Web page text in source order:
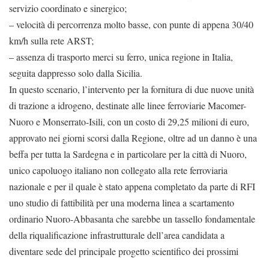
servizio coordinato e sinergico;
– velocità di percorrenza molto basse, con punte di appena 30/40
km/h sulla rete ARST;
– assenza di trasporto merci su ferro, unica regione in Italia,
seguita dappresso solo dalla Sicilia.
In questo scenario, l’intervento per la fornitura di due nuove unità
di trazione a idrogeno, destinate alle linee ferroviarie Macomer-
Nuoro e Monserrato-Isili, con un costo di 29,25 milioni di euro,
approvato nei giorni scorsi dalla Regione, oltre ad un danno è una
beffa per tutta la Sardegna e in particolare per la città di Nuoro,
unico capoluogo italiano non collegato alla rete ferroviaria
nazionale e per il quale è stato appena completato da parte di RFI
uno studio di fattibilità per una moderna linea a scartamento
ordinario Nuoro-Abbasanta che sarebbe un tassello fondamentale
della riqualificazione infrastrutturale dell’area candidata a
diventare sede del principale progetto scientifico dei prossimi